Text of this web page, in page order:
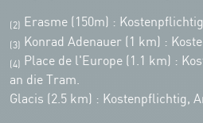
(2) Erasme (150m) :
(3) Konrad Adenauer (1 km) :
(4)
Place de l'Europe (1.1 km) :
an die Tram.
Glacis (2.5 km) : Kostenpflichtig,